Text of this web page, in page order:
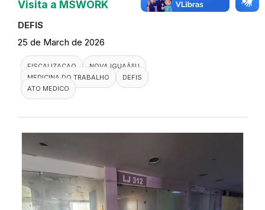
Visita a MSWORK
DEFIS
25 de March de 2026
FISCALIZACAO
NOVA IGUAÃ§U
MEDICINA DO TRABALHO
DEFIS
ATO MEDICO